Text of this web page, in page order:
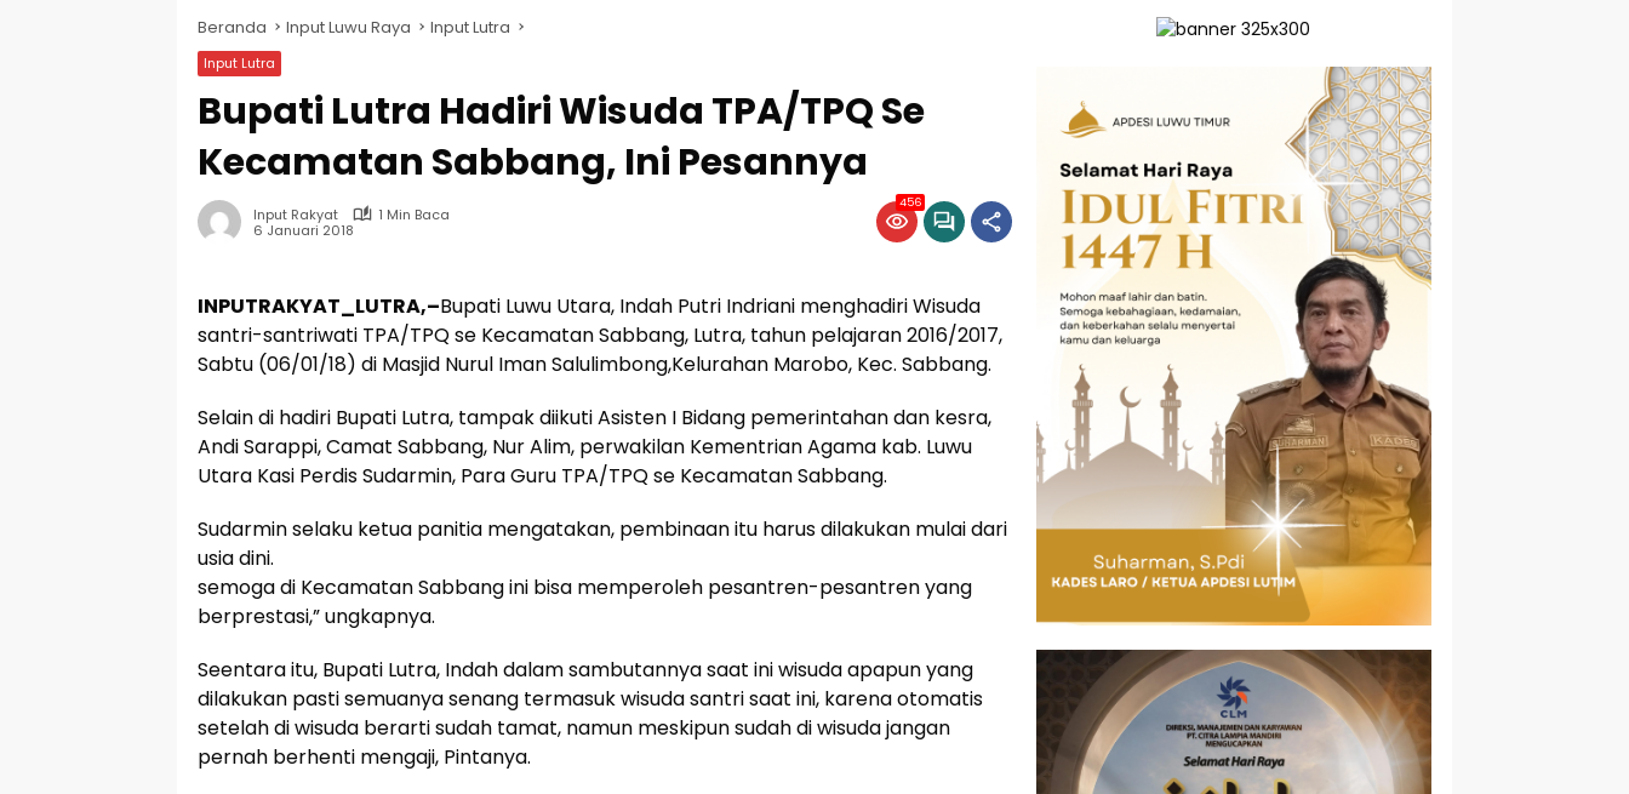
Beranda Input Luwu Raya Input Lutra
Input Lutra
Bupati Lutra Hadiri Wisuda TPA/TPQ Se
Kecamatan Sabbang, Ini Pesannya
Input Rakyat
1 Min Baca
6 Januari 2018
456
INPUTRAKYAT_LUTRA,–Bupati Luwu Utara, Indah Putri Indriani menghadiri Wisuda
santri-santriwati TPA/TPQ se Kecamatan Sabbang, Lutra, tahun pelajaran 2016/2017,
Sabtu (06/01/18) di Masjid Nurul Iman Salulimbong,Kelurahan Marobo, Kec. Sabbang.
Selain di hadiri Bupati Lutra, tampak diikuti Asisten I Bidang pemerintahan dan kesra,
Andi Sarappi, Camat Sabbang, Nur Alim, perwakilan Kementrian Agama kab. Luwu
Utara Kasi Perdis Sudarmin, Para Guru TPA/TPQ se Kecamatan Sabbang.
Sudarmin selaku ketua panitia mengatakan, pembinaan itu harus dilakukan mulai dari
usia dini.
semoga di Kecamatan Sabbang ini bisa memperoleh pesantren-pesantren yang
berprestasi,” ungkapnya.
Seentara itu, Bupati Lutra, Indah dalam sambutannya saat ini wisuda apapun yang
dilakukan pasti semuanya senang termasuk wisuda santri saat ini, karena otomatis
setelah di wisuda berarti sudah tamat, namun meskipun sudah di wisuda jangan
pernah berhenti mengaji, Pintanya.